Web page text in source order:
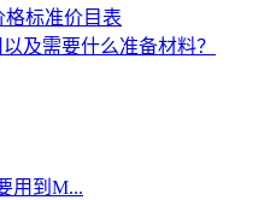
格标准价目表
及需要什么准备材料？
用到M...